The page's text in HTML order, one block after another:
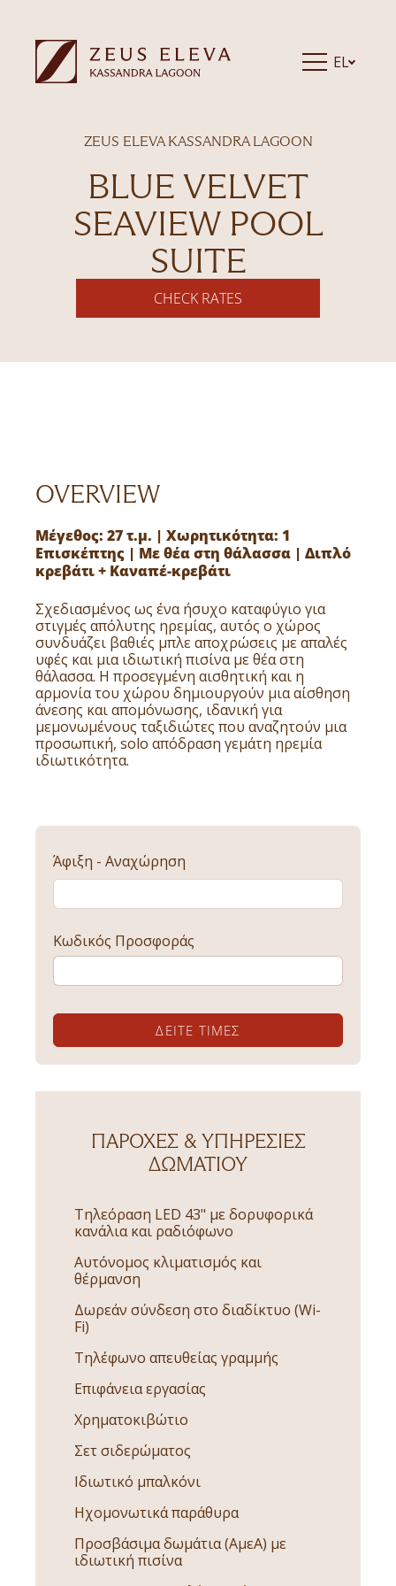
EL
ZEUS ELEVA KASSANDRA LAGOON
BLUE VELVET
SEAVIEW POOL
SUITE
CHECK RATES
OVERVIEW
Μέγεθος: 27 τ.μ. | Χωρητικότητα: 1
Επισκέπτης | Με θέα στη θάλασσα | Διπλό
κρεβάτι + Καναπέ-κρεβάτι
Σχεδιασμένος ως ένα ήσυχο καταφύγιο για
στιγμές απόλυτης ηρεμίας, αυτός ο χώρος
συνδυάζει βαθιές μπλε αποχρώσεις με απαλές
υφές και μια ιδιωτική πισίνα με θέα στη
θάλασσα. Η προσεγμένη αισθητική και η
αρμονία του χώρου δημιουργούν μια αίσθηση
άνεσης και απομόνωσης, ιδανική για
μεμονωμένους ταξιδιώτες που αναζητούν μια
προσωπική, solo απόδραση γεμάτη ηρεμία
ιδιωτικότητα.
Άφιξη - Αναχώρηση
Κωδικός Προσφοράς
ΔΕΊΤΕ ΤΙΜΈΣ
ΠΑΡΟΧΈΣ & ΥΠΗΡΕΣΊΕΣ
ΔΩΜΑΤΊΟΥ
Τηλεόραση LED 43" με δορυφορικά
κανάλια και ραδιόφωνο
Αυτόνομος κλιματισμός και
θέρμανση
Δωρεάν σύνδεση στο διαδίκτυο (Wi-
Fi)
Τηλέφωνο απευθείας γραμμής
Επιφάνεια εργασίας
Χρηματοκιβώτιο
Σετ σιδερώματος
Ιδιωτικό μπαλκόνι
Ηχομονωτικά παράθυρα
Προσβάσιμα δωμάτια (ΑμεΑ) με
ιδιωτική πισίνα